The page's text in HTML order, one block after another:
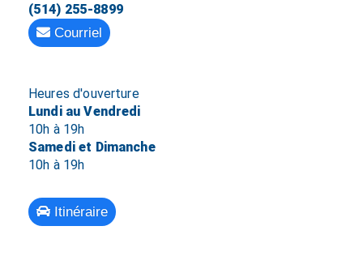
(514) 255-8899
Courriel
Heures d'ouverture
Lundi au Vendredi
10h à 19h
Samedi et Dimanche
10h à 19h
Itinéraire